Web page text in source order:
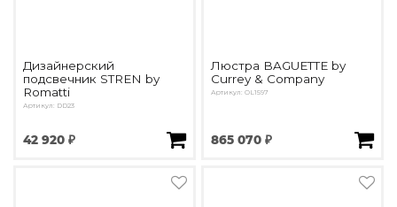
Дизайнерский
подсвечник STREN by
Romatti
Артикул: DD23
42 920 ₽
Люстра BAGUETTE by
Currey & Company
Артикул: OL1597
865 070 ₽